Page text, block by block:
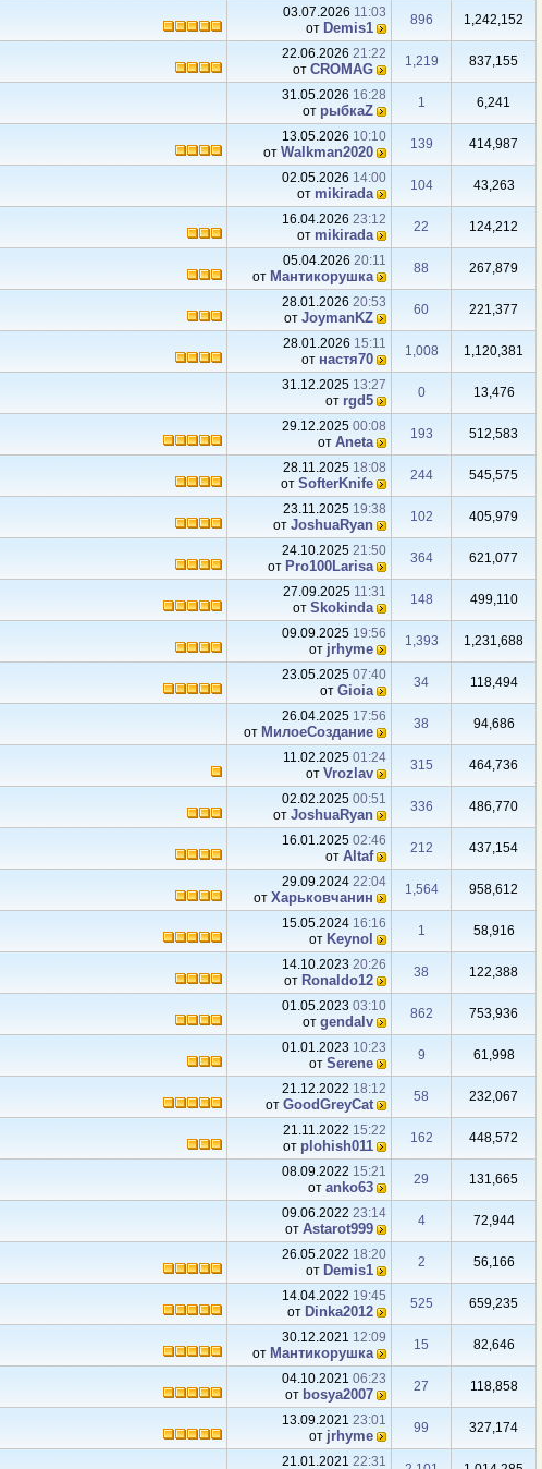
03.07.2026 11:03
от Demis1 896 1,242,152
22.06.2026 21:22
от CROMAG 1,219 837,155
31.05.2026 16:28
от рыбкаZ 1 6,241
13.05.2026 10:10
от Walkman2020 139 414,987
02.05.2026 14:00
от mikirada 104 43,263
16.04.2026 23:12
от mikirada 22 124,212
05.04.2026 20:11
от Мантикорушка 88 267,879
28.01.2026 20:53
от JoymanKZ 60 221,377
28.01.2026 15:11
от настя70 1,008 1,120,381
31.12.2025 13:27
от rgd5 0 13,476
29.12.2025 00:08
от Аneta 193 512,583
28.11.2025 18:08
от SofterKnife 244 545,575
23.11.2025 19:38
от JoshuaRyan 102 405,979
24.10.2025 21:50
от Pro100Larisa 364 621,077
27.09.2025 11:31
от Skokinda 148 499,110
09.09.2025 19:56
от jrhyme 1,393 1,231,688
23.05.2025 07:40
от Gioiа 34 118,494
26.04.2025 17:56
от МилоеСоздание 38 94,686
11.02.2025 01:24
от Vrozlav 315 464,736
02.02.2025 00:51
от JoshuaRyan 336 486,770
16.01.2025 02:46
от Altaf 212 437,154
29.09.2024 22:04
от Харьковчанин 1,564 958,612
15.05.2024 16:16
от Keynol 1 58,916
14.10.2023 20:26
от Ronaldo12 38 122,388
01.05.2023 03:10
от gendalv 862 753,936
01.01.2023 10:23
от Serene 9 61,998
21.12.2022 18:12
от GoodGreyCat 58 232,067
21.11.2022 15:22
от plohish011 162 448,572
08.09.2022 15:21
от anko63 29 131,665
09.06.2022 23:14
от Аstarot999 4 72,944
26.05.2022 18:20
от Demis1 2 56,166
14.04.2022 19:45
от Dinka2012 525 659,235
30.12.2021 12:09
от Мантикорушка 15 82,646
04.10.2021 06:23
от bosya2007 27 118,858
13.09.2021 23:01
от jrhyme 99 327,174
21.01.2021 22:31